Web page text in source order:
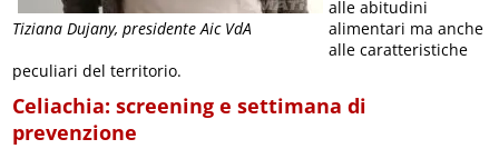
Tiziana Dujany, presidente Aic VdA
alle abitudini
alimentari ma anche
alle caratteristiche
peculiari del territorio.
Celiachia: screening e settimana di
prevenzione